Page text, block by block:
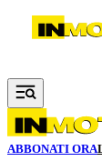
Vai al
ABBONATI ORA